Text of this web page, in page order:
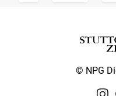
© NPG